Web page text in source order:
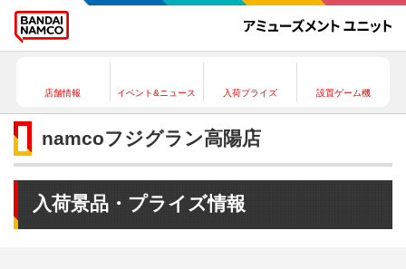
店舗情報 イベント&ニュース 入荷プライズ 設置ゲーム機
namcoフジグラン高陽店
入荷景品・プライズ情報